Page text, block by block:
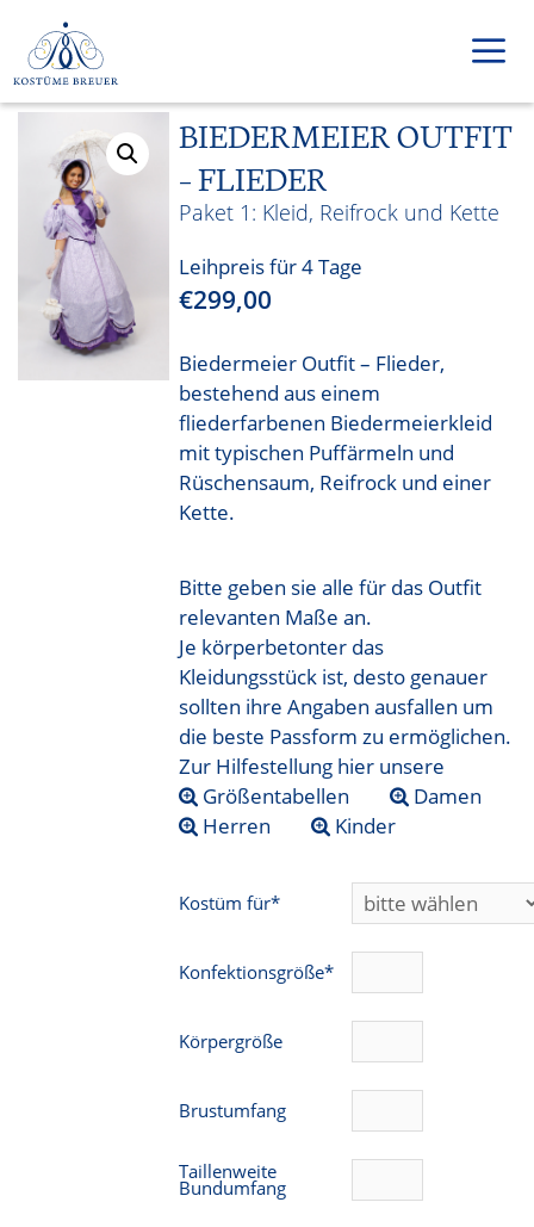
Inhalt
springen
Menu
BIEDERMEIER OUTFIT
– FLIEDER
Kleid, Reifrock und Kette
Leihpreis für 4 Tage
€299,00
Biedermeier Outfit – Flieder,
bestehend aus einem
fliederfarbenen Biedermeierkleid
mit typischen Puffärmeln und
Rüschensaum, Reifrock und einer
Kette.
Bitte geben sie alle für das Outfit
relevanten Maße an.
Je körperbetonter das
Kleidungsstück ist, desto genauer
sollten ihre Angaben ausfallen um
die beste Passform zu ermöglichen.
Zur Hilfestellung hier unsere
Größentabellen
Damen
Herren
Kinder
Kostüm für*
Konfektionsgröße*
Körpergröße
Brustumfang
Taillenweite
Bundumfang